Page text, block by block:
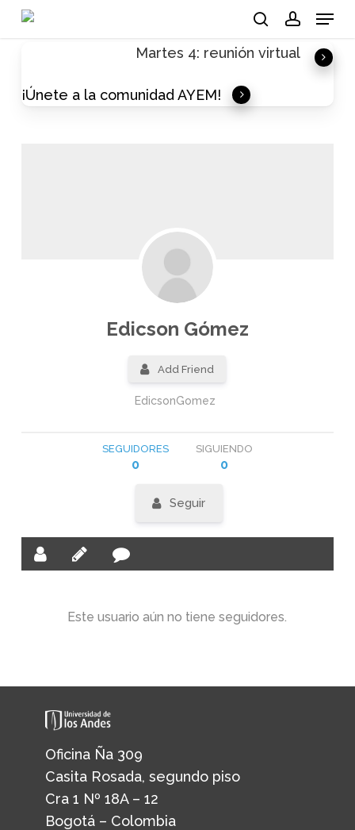
Skip
Menu
Martes 4: reunión virtual
¡Únete a la comunidad AYEM!
Edicson Gómez
Add Friend
EdicsonGomez
SEGUIDORES
0
SIGUIENDO
0
Seguir
Este usuario aún no tiene seguidores.
Oficina Ña 309
Casita Rosada, segundo piso
Cra 1 Nº 18A – 12
Bogotá – Colombia